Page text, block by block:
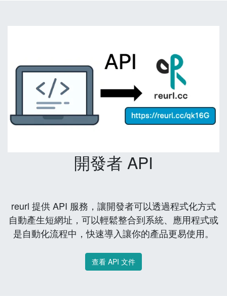
開發者 API
reurl 提供 API 服務，讓開發者可以透過程式化方式
自動產生短網址，可以輕鬆整合到系統、應用程式或
是自動化流程中，快速導入讓你的產品更易使用。
查看 API 文件